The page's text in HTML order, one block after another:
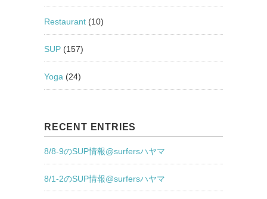
Restaurant (10)
SUP (157)
Yoga (24)
RECENT ENTRIES
8/8-9のSUP情報@surfersハヤマ
8/1-2のSUP情報@surfersハヤマ